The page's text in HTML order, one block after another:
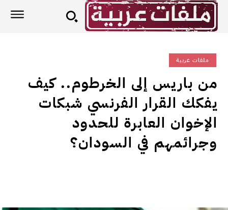
ملفات عربية
من باريس إلى الخرطوم.. كيف
يفكك القرار الفرنسي شبكات
الإخوان العابرة للحدود
وجرائمهم في السودان؟